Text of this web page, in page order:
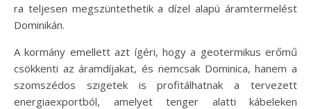
ra teljesen megszüntethetik a dízel alapú áramtermelést
Dominikán.
A kormány emellett azt ígéri, hogy a geotermikus erőmű
csökkenti az áramdíjakat, és nemcsak Dominica, hanem a
szomszédos szigetek is profitálhatnak a tervezett
energiaexportból, amelyet tenger alatti kábeleken